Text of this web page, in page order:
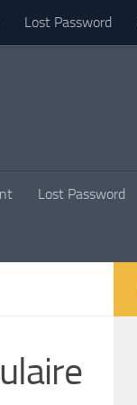
Lost Password
Lost Password